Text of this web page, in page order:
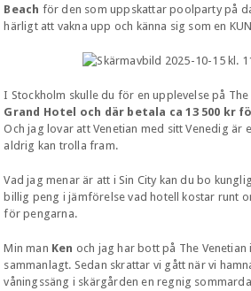
Beach för den som uppskattar poolparty på
härligt att vakna upp och känna sig som en
I Stockholm skulle du för en upplevelse på The
Grand Hotel och där betala ca 13 500 kr
Och jag lovar att Venetian med sitt Venedig är
aldrig kan trolla fram.
Vad jag menar är att i Sin City kan du bo
billig peng i jämförelse vad hotell kostar runt
för pengarna.
Min man Ken och jag har bott på The
sammanlagt. Sedan skrattar vi gått när vi
våningssäng i skärgården en regnig